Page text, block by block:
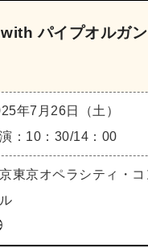
パイプオルガン
年7月26日（土）
：10：30/14：00
東京オペラシティ・